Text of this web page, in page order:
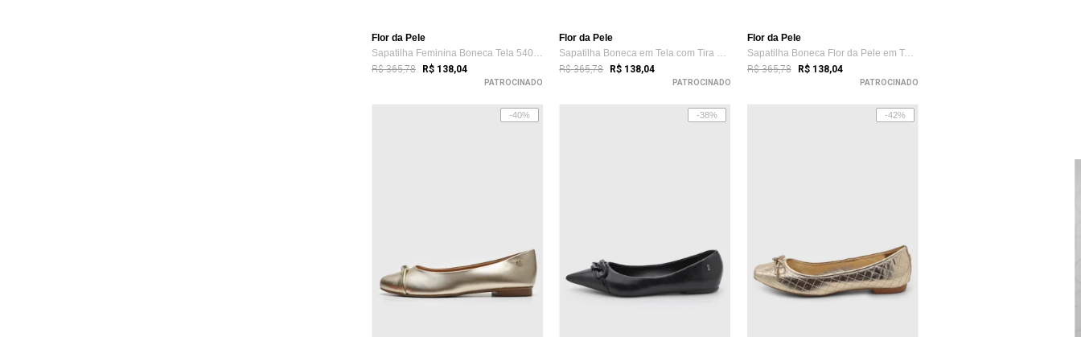
Flor da Pele
Sapatilha Feminina Boneca Tela 5400 Vermelha
R$ 365,78 R$ 138,04
PATROCINADO
Flor da Pele
Sapatilha Boneca em Tela com Tira de Fiv...
R$ 365,78 R$ 138,04
PATROCINADO
Flor da Pele
Sapatilha Boneca Flor da Pele em Tela co...
R$ 365,78 R$ 138,04
PATROCINADO
-40% -38% -42%